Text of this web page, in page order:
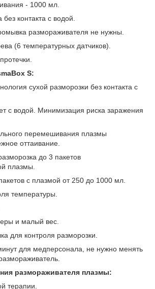
- 1000 мл.
контакта с водой.
размораживателя не нужны.
(6 температурных датчиков).
S:
сухой разморозки без контакта с
с водой. Минимизация риска заражения
перемешивания плазмы
оттаивание.
до 3 пакетов
плазмы.
с плазмой от 250 до 1000 мл.
температуры.
и малый вес.
для контроля разморозки.
для медперсонала, не нужно менять
размораживателя плазмы:
терапии.